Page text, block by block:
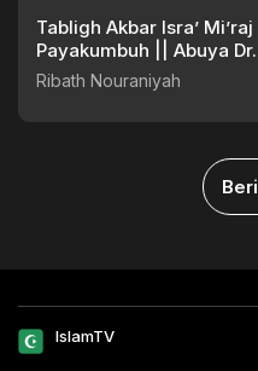
Tabligh Akbar Isra’
Payakumbuh || Abuya
Ribath Nouraniyah
IslamTV